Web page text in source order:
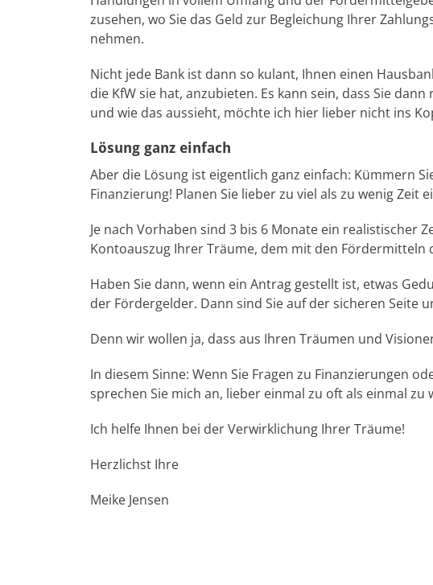
zusehen, wo Sie das Geld zur Begleichung Ihrer
nehmen.
Nicht jede Bank ist dann so kulant, Ihnen einen
die KfW sie hat, anzubieten. Es kann sein, dass Sie
und wie das aussieht, möchte ich hier lieber nicht ins
Lösung ganz einfach
Aber die Lösung ist eigentlich ganz einfach: Kümmern
Finanzierung! Planen Sie lieber zu viel als zu wenig Zeit
Je nach Vorhaben sind 3 bis 6 Monate ein realistischer
Kontoauszug Ihrer Träume, dem mit den Fördermitteln
Haben Sie dann, wenn ein Antrag gestellt ist, etwas
der Fördergelder. Dann sind Sie auf der sicheren Seite
Denn wir wollen ja, dass aus Ihren Träumen und
In diesem Sinne: Wenn Sie Fragen zu Finanzierungen
sprechen Sie mich an, lieber einmal zu oft als einmal zu
Ich helfe Ihnen bei der Verwirklichung Ihrer Träume!
Herzlichst Ihre
Meike Jensen